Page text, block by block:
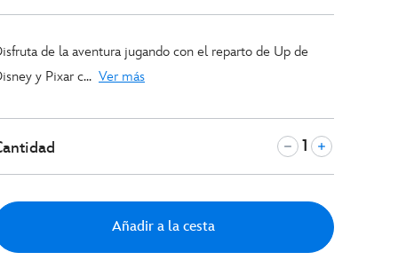
de la aventura jugando con el reparto de Up de
y Pixar c... Ver más
Añadir a la cesta